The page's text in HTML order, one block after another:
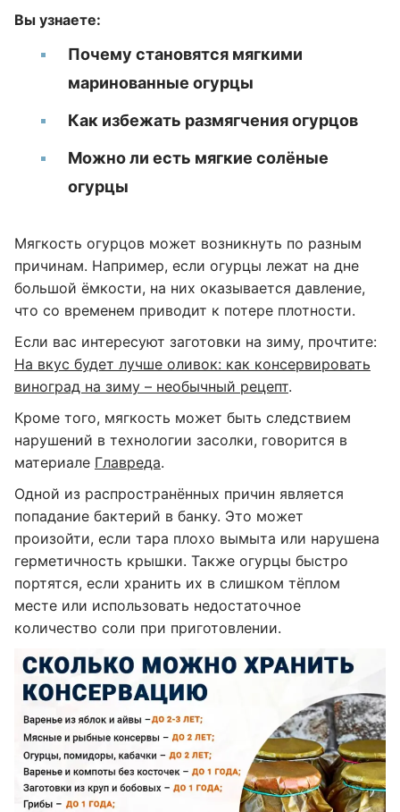
Вы узнаете:
Почему становятся мягкими
маринованные огурцы
Как избежать размягчения огурцов
Можно ли есть мягкие солёные
огурцы
Мягкость огурцов может возникнуть по разным
причинам. Например, если огурцы лежат на дне
большой ёмкости, на них оказывается давление,
что со временем приводит к потере плотности.
Если вас интересуют заготовки на зиму, прочтите:
На вкус будет лучше оливок: как консервировать
виноград на зиму – необычный рецепт.
Кроме того, мягкость может быть следствием
нарушений в технологии засолки, говорится в
материале Главреда.
Одной из распространённых причин является
попадание бактерий в банку. Это может
произойти, если тара плохо вымыта или нарушена
герметичность крышки. Также огурцы быстро
портятся, если хранить их в слишком тёплом
месте или использовать недостаточное
количество соли при приготовлении.